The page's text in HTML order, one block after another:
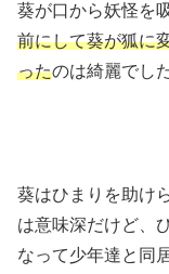
葵が口から妖怪を
前にして葵が狐に
ったのは綺麗でした
葵はひまりを助け
は意味深だけど、
なって少年達と同